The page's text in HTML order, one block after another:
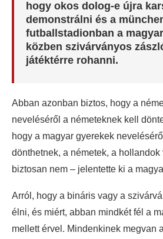
hogy okos dolog-e újra
demonstrálni és a
futballstadionban a
közben szivárványos
játéktérre rohanni.
Abban azonban biztos, hogy a
neveléséről a németeknek kell
hogy a magyar gyerekek
dönthetnek, a németek, a
biztosan nem – jelentette ki a
Arról, hogy a bináris vagy a
élni, és miért, abban mindkét fél a
mellett érvel. Mindenkinek megvan